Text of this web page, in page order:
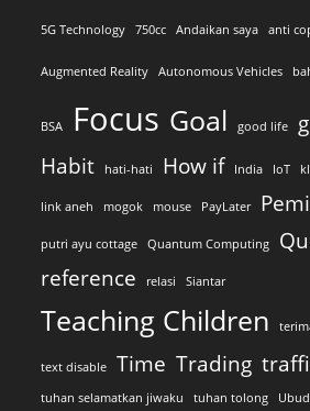
5G Technology 750cc Andaikan saya anti
Augmented Reality Autonomous Vehicles
BSA Focus Goal good life
Habit
hati-hati How if India IoT
link aneh mogok mouse PayLater
putri ayu cottage Quantum Computing
reference
relasi Siantar
Teaching Children
text disable Time Trading
tuhan selamatkan jiwaku
tuhan tolong Ubud